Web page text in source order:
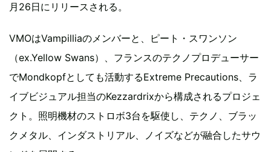
月26日にリリースされる。
VMOはVampilliaのメンバーと、ピート・スワンソン
（ex.Yellow Swans）、フランスのテクノプロデューサー
でMondkopfとしても活動するExtreme Precautions、ラ
イブビジュアル担当のKezzardrixから構成されるプロジェ
クト。照明機材のストロボ3台を駆使し、テクノ、ブラッ
クメタル、インダストリアル、ノイズなどが融合したサウ